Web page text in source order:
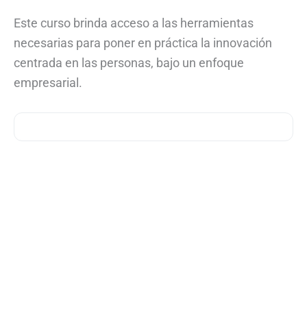
Este curso brinda acceso a las herramientas
necesarias para poner en práctica la innovación
centrada en las personas, bajo un enfoque
empresarial.